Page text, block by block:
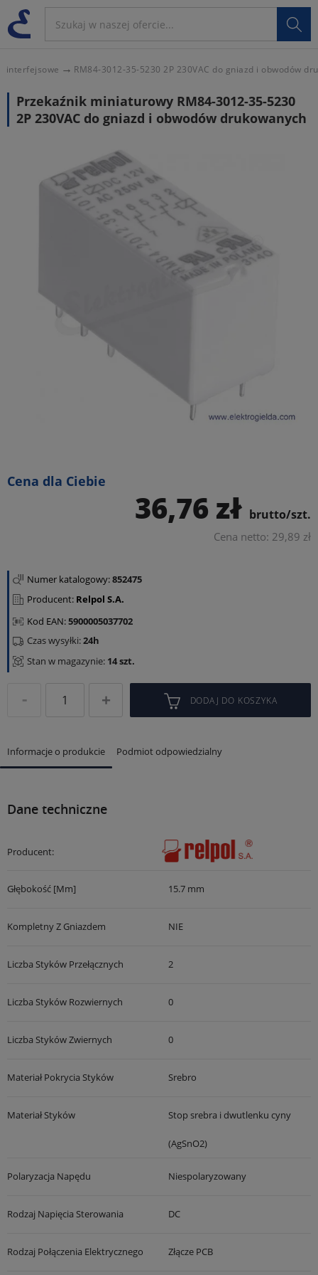

interfejsowe RM84-3012-35-5230 2P 230VAC do gniazd i obwodów
Przekaźnik miniaturowy RM84-3012-35-5230
2P 230VAC do gniazd i obwodów drukowanych
Cena dla Ciebie
36,76 zł brutto/szt.
Cena netto: 29,89 zł
Numer katalogowy:852475
Producent: Relpol S.A.
Kod EAN:5900005037702
Stan w magazynie: 14 szt.
Czas wysyłki:24h
DODAJ DO KOSZYKA
Informacje o produkcie Podmiot odpowiedzialny
Dane techniczne
Producent:
Głębokość [mm] 15.7 mm
Kompletny Z Gniazdem NIE
Liczba Styków Przełącznych 2
Liczba Styków Rozwiernych 0
Liczba Styków Zwiernych 0
Materiał Pokrycia Styków Srebro
Materiał Styków Stop srebra i dwutlenku cyny
(AgSnO2)
Polaryzacja Napędu Niespolaryzowany
Rodzaj Napięcia Sterowania DC
Rodzaj Połączenia Elektrycznego Złącze PCB